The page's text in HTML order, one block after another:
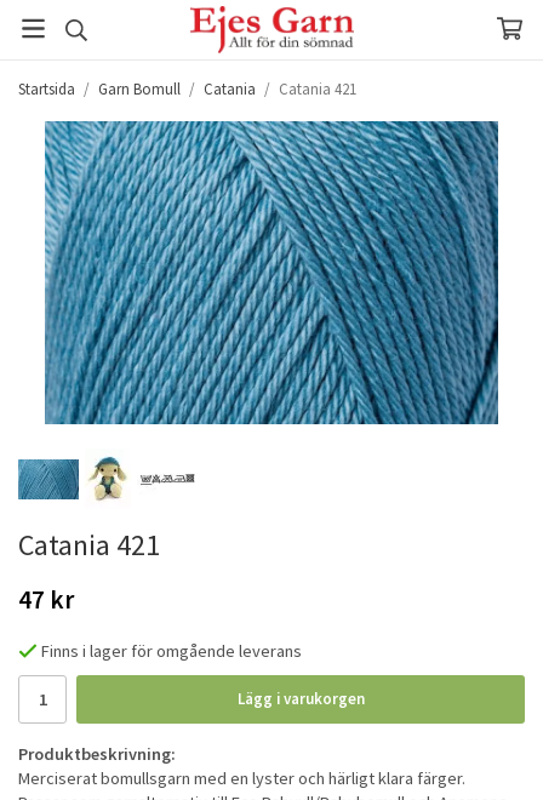
Startsida / Garn Bomull / Catania / Catania 421
Catania 421
47 kr
Finns i lager för omgående leverans
Lägg i varukorgen
Produktbeskrivning:
Merciserat bomullsgarn med en lyster och härligt klara färger.